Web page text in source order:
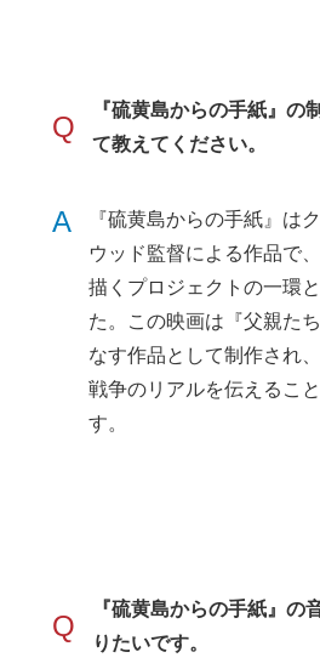
Q
『硫黄島からの手紙』の
て教えてください。
A
『硫黄島からの手紙』は
ウッド監督による作品で
描くプロジェクトの一環
た。この映画は『父親た
なす作品として制作され
戦争のリアルを伝えるこ
す。
Q
『硫黄島からの手紙』の
りたいです。